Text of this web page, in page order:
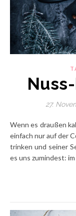
27.
Wenn es draußen kalt, nass und düster wird, will man am liebsten
einfach nur auf der
trinken und seiner
es uns zumindest: